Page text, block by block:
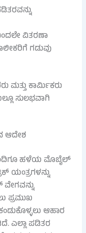
ವಿತರಣಾ
ಗಡುವು
ಮತ್ತು ಕಾರ್ಮಿಕರು
ಸುಲಭವಾಗಿ
ಆದೇಶ
ಹಳೆಯ ಮೊಬೈಲ್
ಪ್ರಮುಖ
ಆಹಾರ
ಎಲ್ಲಾ ಪಡಿತರ